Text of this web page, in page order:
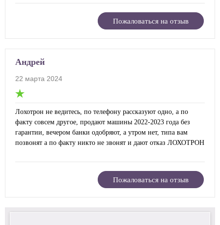
Пожаловаться на отзыв
Андрей
22 марта 2024
Лохотрон не ведитесь, по телефону рассказуют одно, а по
факту совсем другое, продают машины 2022-2023 года без
гарантии, вечером банки одобряют, а утром нет, типа вам
позвонят а по факту никто не звонят и дают отказ ЛОХОТРОН
Пожаловаться на отзыв